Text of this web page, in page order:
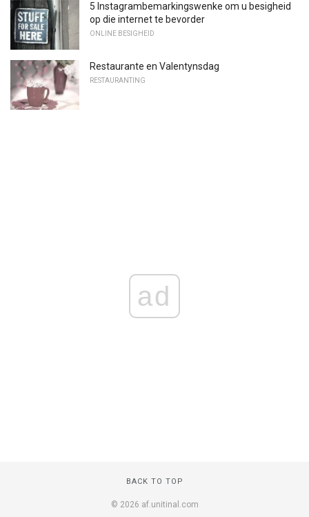
5 Instagrambemarkingswenke om u besigheid
op die internet te bevorder
ONLINE BESIGHEID
Restaurante en Valentynsdag
RESTAURANTING
ad
BACK TO TOP
© 2026 af.unitinal.com